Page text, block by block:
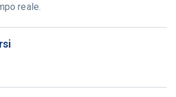
reale.